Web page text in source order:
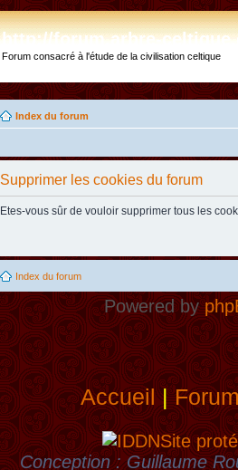
http://forum.arbre-
Forum consacré à l'étude de la civilisation celtique
Index du forum
Supprimer les cookies du forum
Etes-vous sûr de vouloir supprimer tous les
Index du forum
Powered by
Accueil|
Site
Conception : Guillaume